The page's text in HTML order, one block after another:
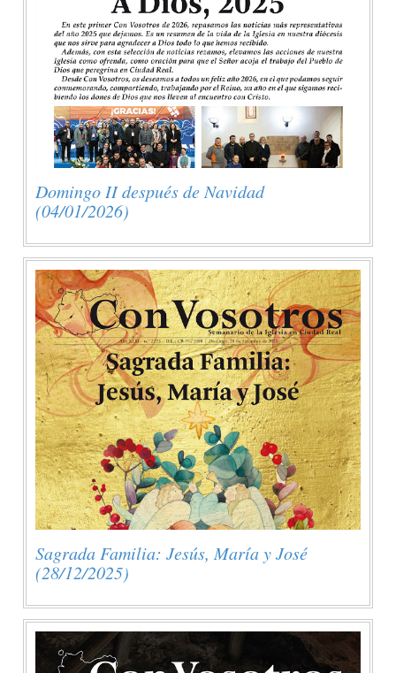
Domingo II después de Navidad
(04/01/2026)
Sagrada Familia: Jesús, María y José
(28/12/2025)